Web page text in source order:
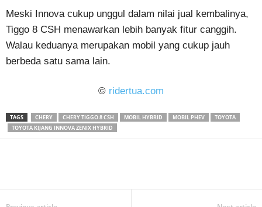
Meski Innova cukup unggul dalam nilai jual kembalinya,
Tiggo 8 CSH menawarkan lebih banyak fitur canggih.
Walau keduanya merupakan mobil yang cukup jauh
berbeda satu sama lain.
© ridertua.com
TAGS CHERY CHERY TIGGO 8 CSH MOBIL HYBRID MOBIL PHEV
TOYOTA
TOYOTA KIJANG INNOVA ZENIX HYBRID